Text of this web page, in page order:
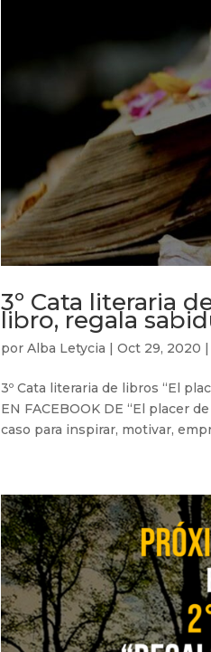
3º Cata literaria
libro, regala
porAlba Letycia |Oct 29, 2020
3º Cata literaria de libros “El
EN FACEBOOK DE “El placer
caso para inspirar, motivar,